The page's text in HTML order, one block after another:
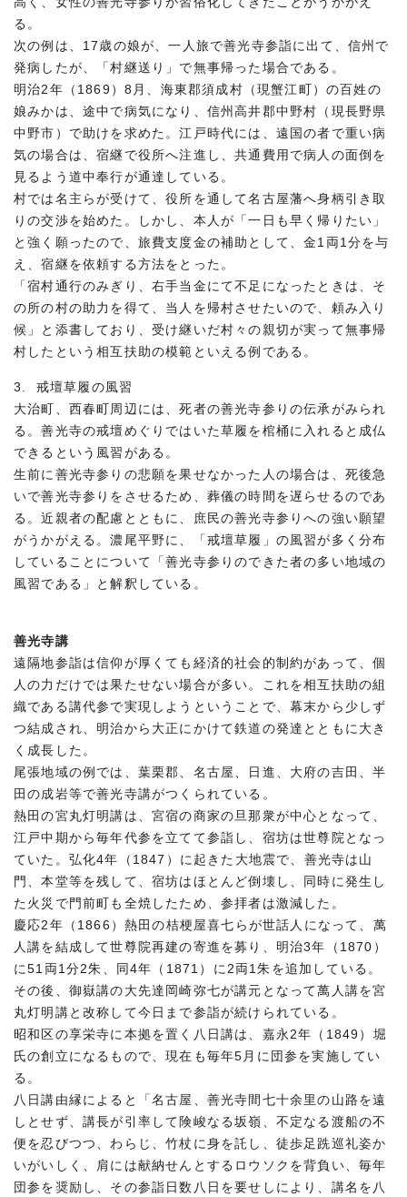
る。
次の例は、17歳の娘が、一人旅で善光寺参詣に出て、信州で
発病したが、「村継送り」で無事帰った場合である。
明治2年（1869）8月、海東郡須成村（現蟹江町）の百姓の
娘みかは、途中で病気になり、信州高井郡中野村（現長野県
中野市）で助けを求めた。江戸時代には、遠国の者で重い病
気の場合は、宿継で役所へ注進し、共通費用で病人の面倒を
見るよう道中奉行が通達している。
村では名主らが受けて、役所を通して名古屋藩へ身柄引き取
りの交渉を始めた。しかし、本人が「一日も早く帰りたい」
と強く願ったので、旅費支度金の補助として、金1両1分を与
え、宿継を依頼する方法をとった。
「宿村通行のみぎり、右手当金にて不足になったときは、そ
の所の村の助力を得て、当人を帰村させたいので、頼み入り
候」と添書しており、受け継いだ村々の親切が実って無事帰
村したという相互扶助の模範といえる例である。
3. 戒壇草履の風習
大治町、西春町周辺には、死者の善光寺参りの伝承がみられ
る。善光寺の戒壇めぐりではいた草履を棺桶に入れると成仏
できるという風習がある。
生前に善光寺参りの悲願を果せなかった人の場合は、死後急
いで善光寺参りをさせるため、葬儀の時間を遅らせるのであ
る。近親者の配慮とともに、庶民の善光寺参りへの強い願望
がうかがえる。濃尾平野に、「戒壇草履」の風習が多く分布
していることについて「善光寺参りのできた者の多い地域の
風習である」と解釈している。
善光寺講
遠隔地参詣は信仰が厚くても経済的社会的制約があって、個
人の力だけでは果たせない場合が多い。これを相互扶助の組
織である講代参で実現しようということで、幕末から少しず
つ結成され、明治から大正にかけて鉄道の発達とともに大き
く成長した。
尾張地域の例では、葉栗郡、名古屋、日進、大府の吉田、半
田の成岩等で善光寺講がつくられている。
熱田の宮丸灯明講は、宮宿の商家の旦那衆が中心となって、
江戸中期から毎年代参を立てて参詣し、宿坊は世尊院となっ
ていた。弘化4年（1847）に起きた大地震で、善光寺は山
門、本堂等を残して、宿坊はほとんど倒壊し、同時に発生し
た火災で門前町も全焼したため、参拝者は激減した。
慶応2年（1866）熱田の桔梗屋喜七らが世話人になって、萬
人講を結成して世尊院再建の寄進を募り、明治3年（1870）
に51両1分2朱、同4年（1871）に2両1朱を追加している。
その後、御嶽講の大先達岡崎弥七が講元となって萬人講を宮
丸灯明講と改称して今日まで参詣が続けられている。
昭和区の享栄寺に本拠を置く八日講は、嘉永2年（1849）堀
氏の創立になるもので、現在も毎年5月に団参を実施してい
る。
八日講由縁によると「名古屋、善光寺間七十余里の山路を遠
しとせず、講長が引率して険峻なる坂嶺、不定なる渡船の不
便を忍びつつ、わらじ、竹杖に身を託し、徒歩足跣巡礼姿か
いがいしく、肩には献納せんとするロウソクを背負い、毎年
団参を奨励し、その参詣日数八日を要せしにより、講名を八